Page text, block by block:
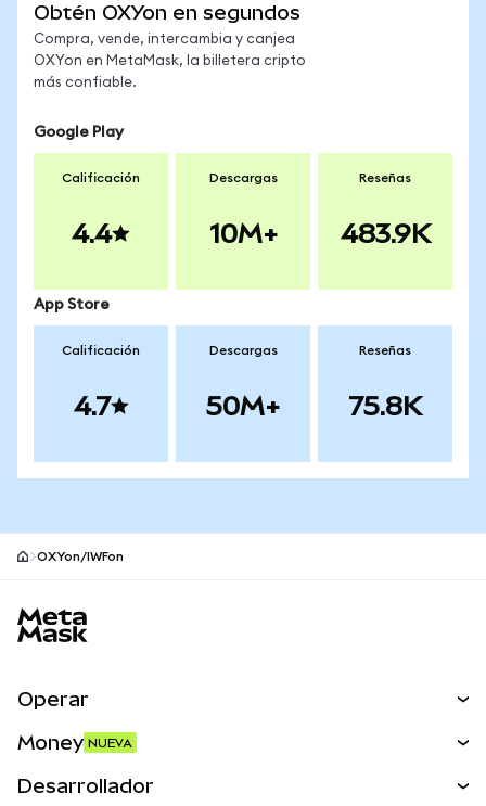
Obtén OXYon en segundos
Compra, vende, intercambia y canjea
OXYon en MetaMask, la billetera cripto
más confiable.
Google Play
Calificación
4.4
Descargas
10M+
Reseñas
483.9K
App Store
Calificación
4.7
Descargas
50M+
Reseñas
75.8K
OXYon/IWFon
Operar
Money NUEVA
Desarrollador